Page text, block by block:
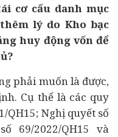
cơ cấu danh mục
lý do Kho bạc
huy động vốn để
phải muốn là được,
Cụ thể là các quy
QH15; Nghị quyết số
69/2022/QH15 và